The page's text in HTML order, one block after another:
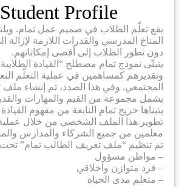
Profile
يقع تعلّم الطلاب في صميم عمل تمام.
المناخ المدرسي والقدرات اللازمة لإزالة
دون تطور الطلاب إلى أقصى إمكاناتهم.
يتبنّى نموذج تمام مصطلح “القيادة
وتقديرهم كمساهمين في عملية التعلّم
المجتمعي. وفي هذا الصدد، تم إنشاء
يشمل مجموعة من القيم والمهارات
يتبناها خريج تمام النابعة من مفهوم
تطوير هذا الملف الشخصي من خلال
معلمين من جميع الشركاء والمدارس
تم تنظيم “ملف تعريف الطالب تمام”
– مواطن مسؤول
– فرد متوازن وأخلاقي
– متعلم مدى الحياة